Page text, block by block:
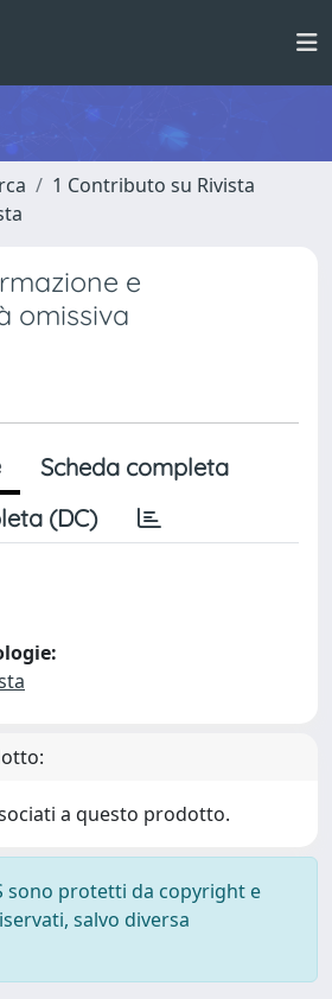
1 Contributo su Rivista
e
omissiva
Scheda completa
(DC)
a questo prodotto.
sono protetti da copyright e
salvo diversa